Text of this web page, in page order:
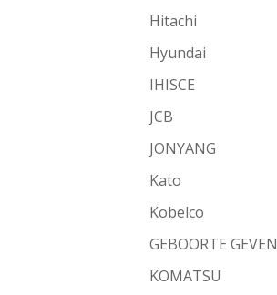
Hitachi
Hyundai
IHISCE
JCB
JONYANG
Kato
Kobelco
GEBOORTE GEVEN
KOMATSU